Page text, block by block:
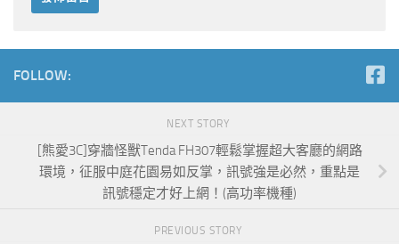
FOLLOW:
NEXT STORY
[熊愛3C]穿牆怪獸Tenda FH307輕鬆掌握超大客廳的網路
環境，征服中庭花園易如反掌，訊號強是必然，重點是
訊號穩定才好上網！(高功率機種)
PREVIOUS STORY